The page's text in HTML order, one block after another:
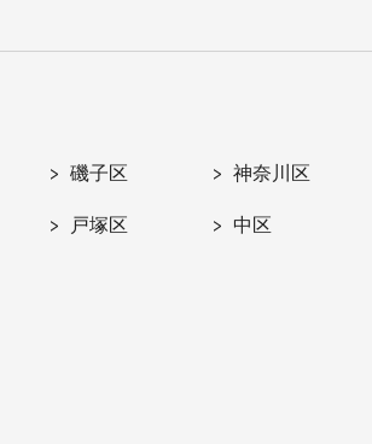
磯子区 神奈川区
戸塚区 中区